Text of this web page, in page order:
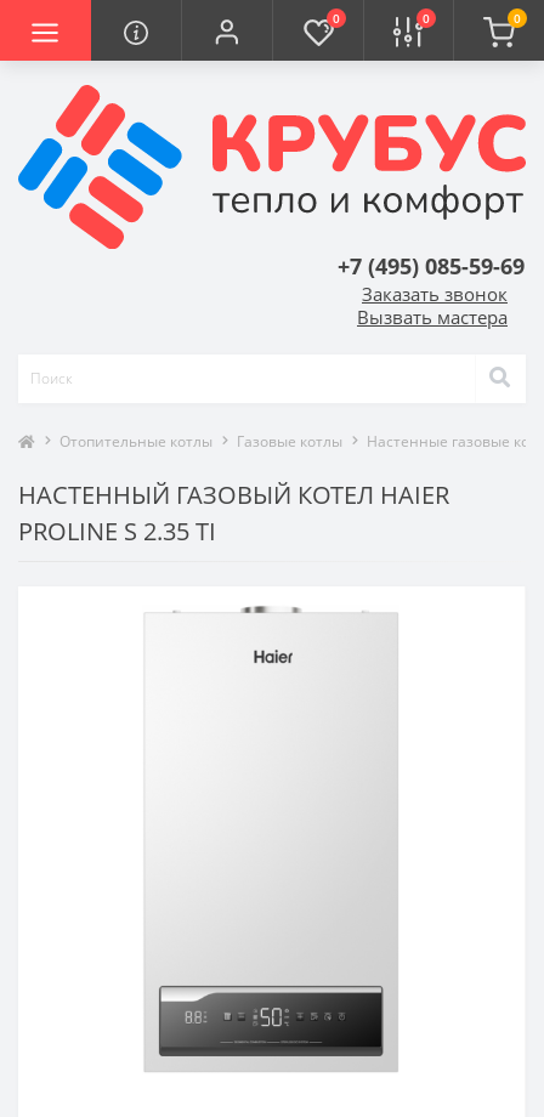
0 0 0
+7 (495) 085-59-69
Заказать звонок
Вызвать мастера
Отопительные котлы Газовые котлы Настенные газовые
НАСТЕННЫЙ ГАЗОВЫЙ КОТЕЛ HAIER
PROLINE S 2.35 TI